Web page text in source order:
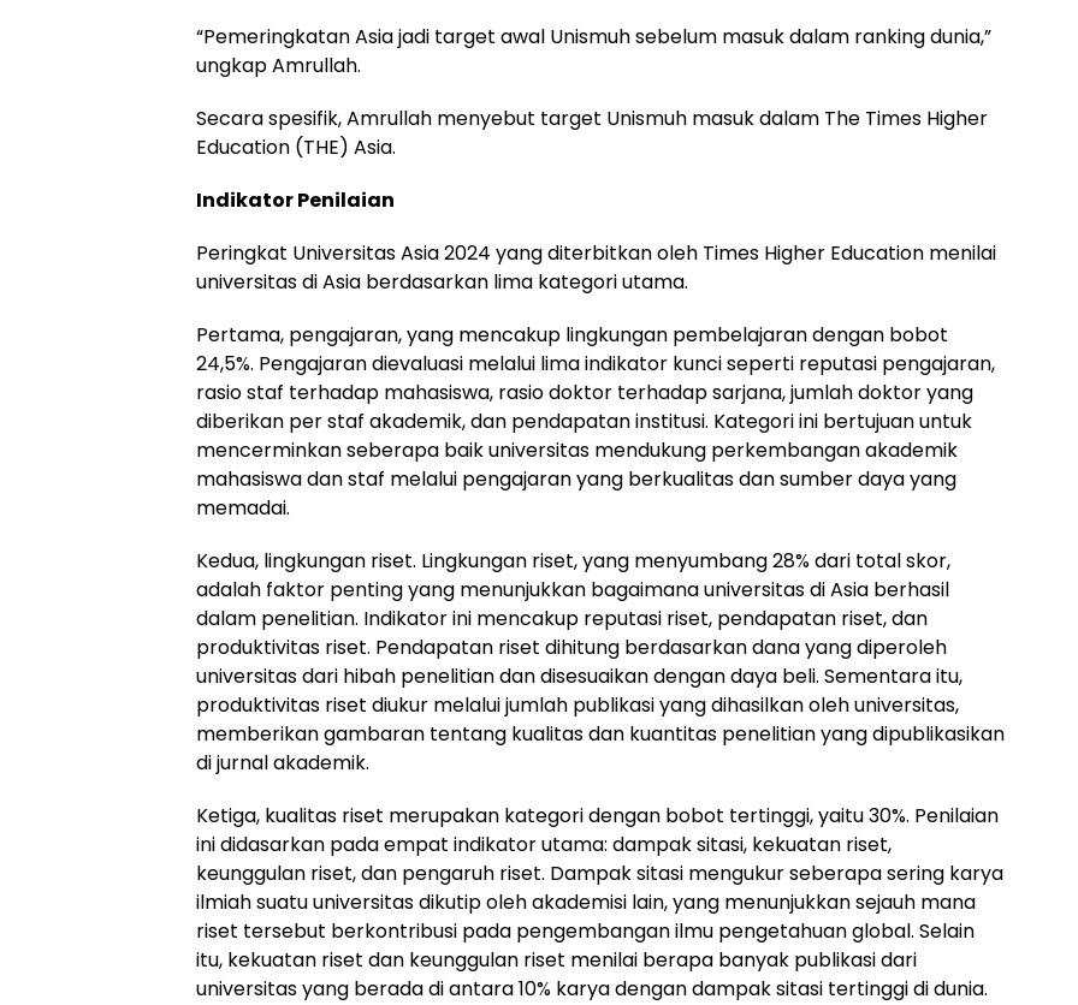
“Pemeringkatan Asia jadi target awal Unismuh sebelum masuk dalam ranking dunia,”
ungkap Amrullah.
Secara spesifik, Amrullah menyebut target Unismuh masuk dalam The Times Higher
Education (THE) Asia.
Indikator Penilaian
Peringkat Universitas Asia 2024 yang diterbitkan oleh Times Higher Education menilai
universitas di Asia berdasarkan lima kategori utama.
Pertama, pengajaran, yang mencakup lingkungan pembelajaran dengan bobot
24,5%. Pengajaran dievaluasi melalui lima indikator kunci seperti reputasi pengajaran,
rasio staf terhadap mahasiswa, rasio doktor terhadap sarjana, jumlah doktor yang
diberikan per staf akademik, dan pendapatan institusi. Kategori ini bertujuan untuk
mencerminkan seberapa baik universitas mendukung perkembangan akademik
mahasiswa dan staf melalui pengajaran yang berkualitas dan sumber daya yang
memadai.
Kedua, lingkungan riset. Lingkungan riset, yang menyumbang 28% dari total skor,
adalah faktor penting yang menunjukkan bagaimana universitas di Asia berhasil
dalam penelitian. Indikator ini mencakup reputasi riset, pendapatan riset, dan
produktivitas riset. Pendapatan riset dihitung berdasarkan dana yang diperoleh
universitas dari hibah penelitian dan disesuaikan dengan daya beli. Sementara itu,
produktivitas riset diukur melalui jumlah publikasi yang dihasilkan oleh universitas,
memberikan gambaran tentang kualitas dan kuantitas penelitian yang dipublikasikan
di jurnal akademik.
Ketiga, kualitas riset merupakan kategori dengan bobot tertinggi, yaitu 30%. Penilaian
ini didasarkan pada empat indikator utama: dampak sitasi, kekuatan riset,
keunggulan riset, dan pengaruh riset. Dampak sitasi mengukur seberapa sering karya
ilmiah suatu universitas dikutip oleh akademisi lain, yang menunjukkan sejauh mana
riset tersebut berkontribusi pada pengembangan ilmu pengetahuan global. Selain
itu, kekuatan riset dan keunggulan riset menilai berapa banyak publikasi dari
universitas yang berada di antara 10% karya dengan dampak sitasi tertinggi di dunia.